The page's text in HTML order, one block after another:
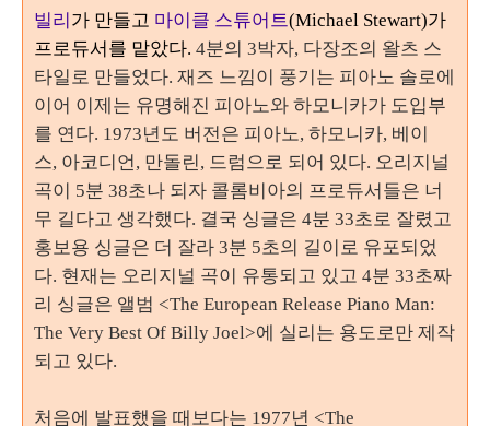
빌리 가 만들고 마이클 스튜어트(Michael Stewart)가
프로듀서를 맡았다. 4분의 3박자, 다장조의 왈츠 스
타일로 만들었다. 재즈 느낌이 풍기는 피아노 솔로에
이어 이제는 유명해진 피아노와 하모니카가 도입부
를 연다. 1973년도 버전은 피아노, 하모니카, 베이
스, 아코디언, 만돌린, 드럼으로 되어 있다. 오리지널
곡이 5분 38초나 되자 콜롬비아의 프로듀서들은 너
무 길다고 생각했다. 결국 싱글은 4분 33초로 잘렸고
홍보용 싱글은 더 잘라 3분 5초의 길이로 유포되었
다. 현재는 오리지널 곡이 유통되고 있고 4분 33초짜
리 싱글은 앨범 <The European Release Piano Man:
The Very Best Of Billy Joel>에 실리는 용도로만 제작
되고 있다.
처음에 발표했을 때보다는 1977년 <The